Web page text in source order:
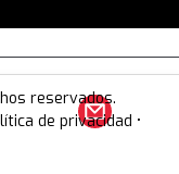
reservados.
de privacidad •